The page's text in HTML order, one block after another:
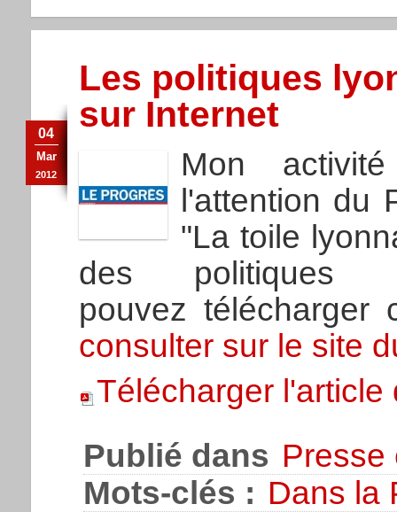
Les politiques
sur Internet
04
Mar
2012
Mon
l'attention du
"La toile
des politiques
pouvez télécharger
consulter sur le site
Télécharger
Publié dans Presse
Mots-clés : Dans la